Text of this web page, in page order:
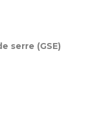
serre (GSE)